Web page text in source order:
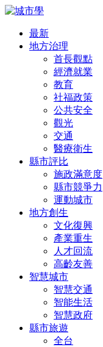
最新
地方治理
首長觀點
經濟就業
教育
社福政策
公共安全
觀光
交通
醫療衛生
縣市評比
施政滿意度
縣市競爭力
運動城市
地方創生
文化復興
產業重生
人才回流
高齡友善
智慧城市
智慧交通
智能生活
智慧政府
縣市旅遊
全台